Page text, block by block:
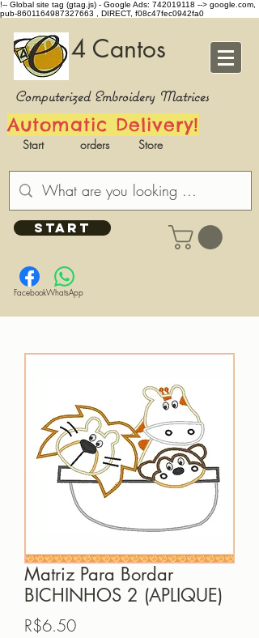
!-- Global site tag (gtag.js) - Google Ads: 742019118 --> google.com,
pub-8601164987327663 , DIRECT, f08c47fec0942fa0
4 Cantos
Computerized Embroidery Matrices
Automatic Delivery!
Start orders Store
START
FacebookWhatsApp
Matriz Para Bordar
BICHINHOS 2 (APLIQUE)
R$6.50Price